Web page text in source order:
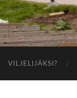
VILJELIJÄKSI?